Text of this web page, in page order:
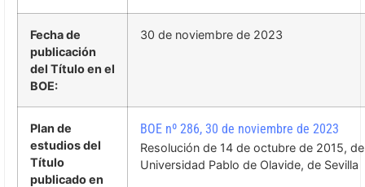
Fecha de
publicación
del Título en el
BOE:
30 de noviembre de 2023
Plan de
estudios del
Título
publicado en
BOE nº 286, 30 de noviembre de 2023
Resolución de 14 de octubre de 2015,
Universidad Pablo de Olavide, de Sevilla